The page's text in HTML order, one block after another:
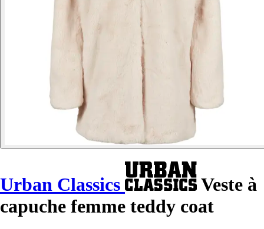
Urban Classics
Veste à
capuche femme teddy coat